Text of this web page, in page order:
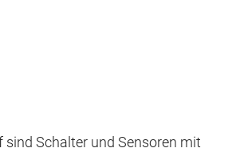
sind Schalter und Sensoren mit